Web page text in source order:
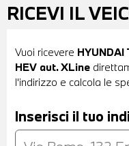
RICEVI IL
Vuoi ricevere
HEV aut. XLine
l'indirizzo e calcola le
Inserisci il tuo